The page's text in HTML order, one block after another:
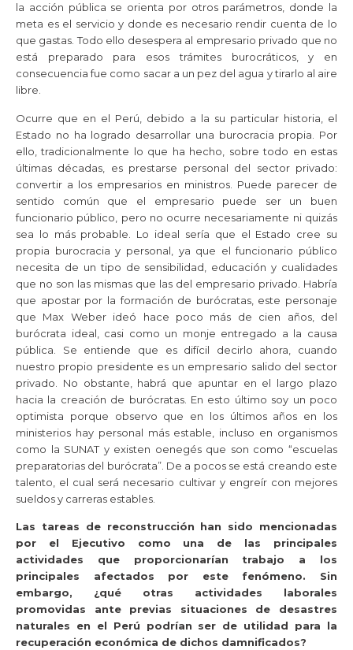
la acción pública se orienta por otros parámetros, donde la
meta es el servicio y donde es necesario rendir cuenta de lo
que gastas. Todo ello desespera al empresario privado que no
está preparado para esos trámites burocráticos, y en
consecuencia fue como sacar a un pez del agua y tirarlo al aire
libre.
Ocurre que en el Perú, debido a la su particular historia, el
Estado no ha logrado desarrollar una burocracia propia. Por
ello, tradicionalmente lo que ha hecho, sobre todo en estas
últimas décadas, es prestarse personal del sector privado:
convertir a los empresarios en ministros. Puede parecer de
sentido común que el empresario puede ser un buen
funcionario público, pero no ocurre necesariamente ni quizás
sea lo más probable. Lo ideal sería que el Estado cree su
propia burocracia y personal, ya que el funcionario público
necesita de un tipo de sensibilidad, educación y cualidades
que no son las mismas que las del empresario privado. Habría
que apostar por la formación de burócratas, este personaje
que Max Weber ideó hace poco más de cien años, del
burócrata ideal, casi como un monje entregado a la causa
pública. Se entiende que es difícil decirlo ahora, cuando
nuestro propio presidente es un empresario salido del sector
privado. No obstante, habrá que apuntar en el largo plazo
hacia la creación de burócratas. En esto último soy un poco
optimista porque observo que en los últimos años en los
ministerios hay personal más estable, incluso en organismos
como la SUNAT y existen oenegés que son como “escuelas
preparatorias del burócrata”. De a pocos se está creando este
talento, el cual será necesario cultivar y engreír con mejores
sueldos y carreras estables.
Las tareas de reconstrucción han sido mencionadas
por el Ejecutivo como una de las principales
actividades que proporcionarían trabajo a los
principales afectados por este fenómeno. Sin
embargo, ¿qué otras actividades laborales
promovidas ante previas situaciones de desastres
naturales en el Perú podrían ser de utilidad para la
recuperación económica de dichos damnificados?